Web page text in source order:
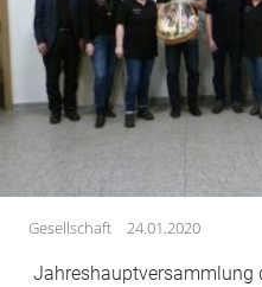
Gesundheit
Kultur
Lifestyle
Wirtschaft
Vogelsberg
Alsfeld
Gesellschaft 24.01.2020
Jahreshauptversammlung